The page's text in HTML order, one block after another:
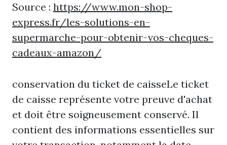
Source : https://www.mon-shop-
express.fr/les-solutions-en-
supermarche-pour-obtenir-vos-cheques-
cadeaux-amazon/
conservation du ticket de caisseLe ticket
de caisse représente votre preuve d'achat
et doit être soigneusement conservé. Il
contient des informations essentielles sur